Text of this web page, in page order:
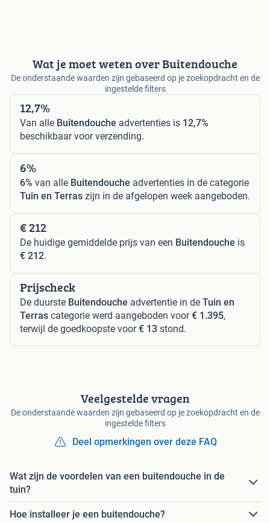
Wat je moet weten over Buitendouche
De onderstaande waarden zijn gebaseerd op je zoekopdracht en de
ingestelde filters
12,7%
Van alle Buitendouche advertenties is 12,7%
beschikbaar voor verzending.
6%
6% van alle Buitendouche advertenties in de categorie
Tuin en Terras zijn in de afgelopen week aangeboden.
€ 212
De huidige gemiddelde prijs van een Buitendouche is
€ 212.
Prijscheck
De duurste Buitendouche advertentie in de Tuin en
Terras categorie werd aangeboden voor€ 1.395,
terwijl de goedkoopste voor€ 13 stond.
Veelgestelde vragen
De onderstaande waarden zijn gebaseerd op je zoekopdracht en de
ingestelde filters
Deel opmerkingen over deze FAQ
Wat zijn de voordelen van een buitendouche in de
tuin?
Hoe installeer je een buitendouche?